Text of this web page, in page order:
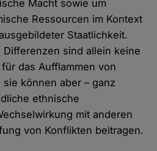
Macht sowie um
Ressourcen im Kontext
Staatlichkeit.
sind allein keine
das Aufflammen von
können aber – ganz
ethnische
mit anderen
von Konflikten beitragen.